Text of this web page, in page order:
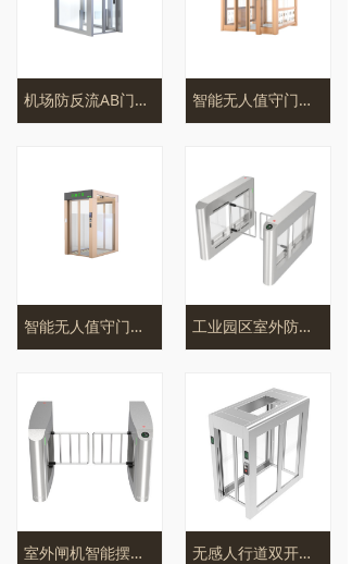
关于我们
机场防反流AB门系统 智能无人值守门岗AB闸门CPW-AB2100
智能无人值守门岗AB闸门CPW-AB2200 工业园区室外防撞摆闸IPW-PM1006
室外闸机智能摆闸CPW-PM1005 无感人行道双开门闸CPW-154Y